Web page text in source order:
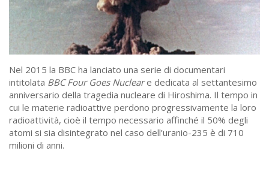
Nel 2015 la BBC ha lanciato una serie di documentari
intitolata BBC Four Goes Nucleare dedicata al settantesimo
anniversario della tragedia nucleare di Hiroshima. Il tempo in
cui le materie radioattive perdono progressivamente la loro
radioattività, cioè il tempo necessario affinché il 50% degli
atomi si sia disintegrato nel caso dell’uranio-235 è di 710
milioni di anni.